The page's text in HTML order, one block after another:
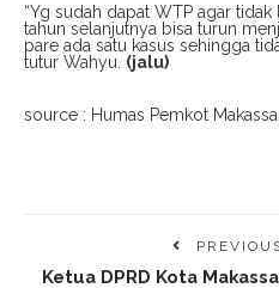
“Yg sudah dapat WTP agar
tahun selanjutnya bisa turun
pare ada satu kasus sehingga
tutur Wahyu. (jalu)
source : Humas Pemkot
Ketua DPRD Kota